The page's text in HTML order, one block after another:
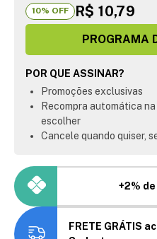
10% OFF R$ 10,79
PROGRAMA
POR QUE ASSINAR?
Promoções exclusivas
Recompra automática
escolher
Cancele quando quiser,
+2%
FRETE GRÁTIS